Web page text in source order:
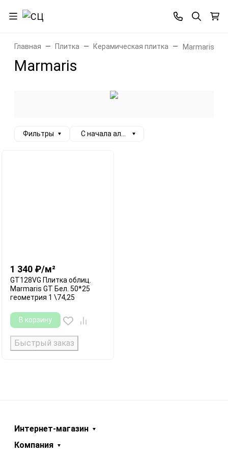
Главная Плитка Керамическая плитка Marmaris
Marmaris
Фильтры С начала алфавита
1 340 ₽/м²
GT128VG Плитка облиц.
Marmaris GT Бел. 50*25
геометрия 1 \74,25
В корзину
Быстрый заказ
Интернет-магазин
Компания